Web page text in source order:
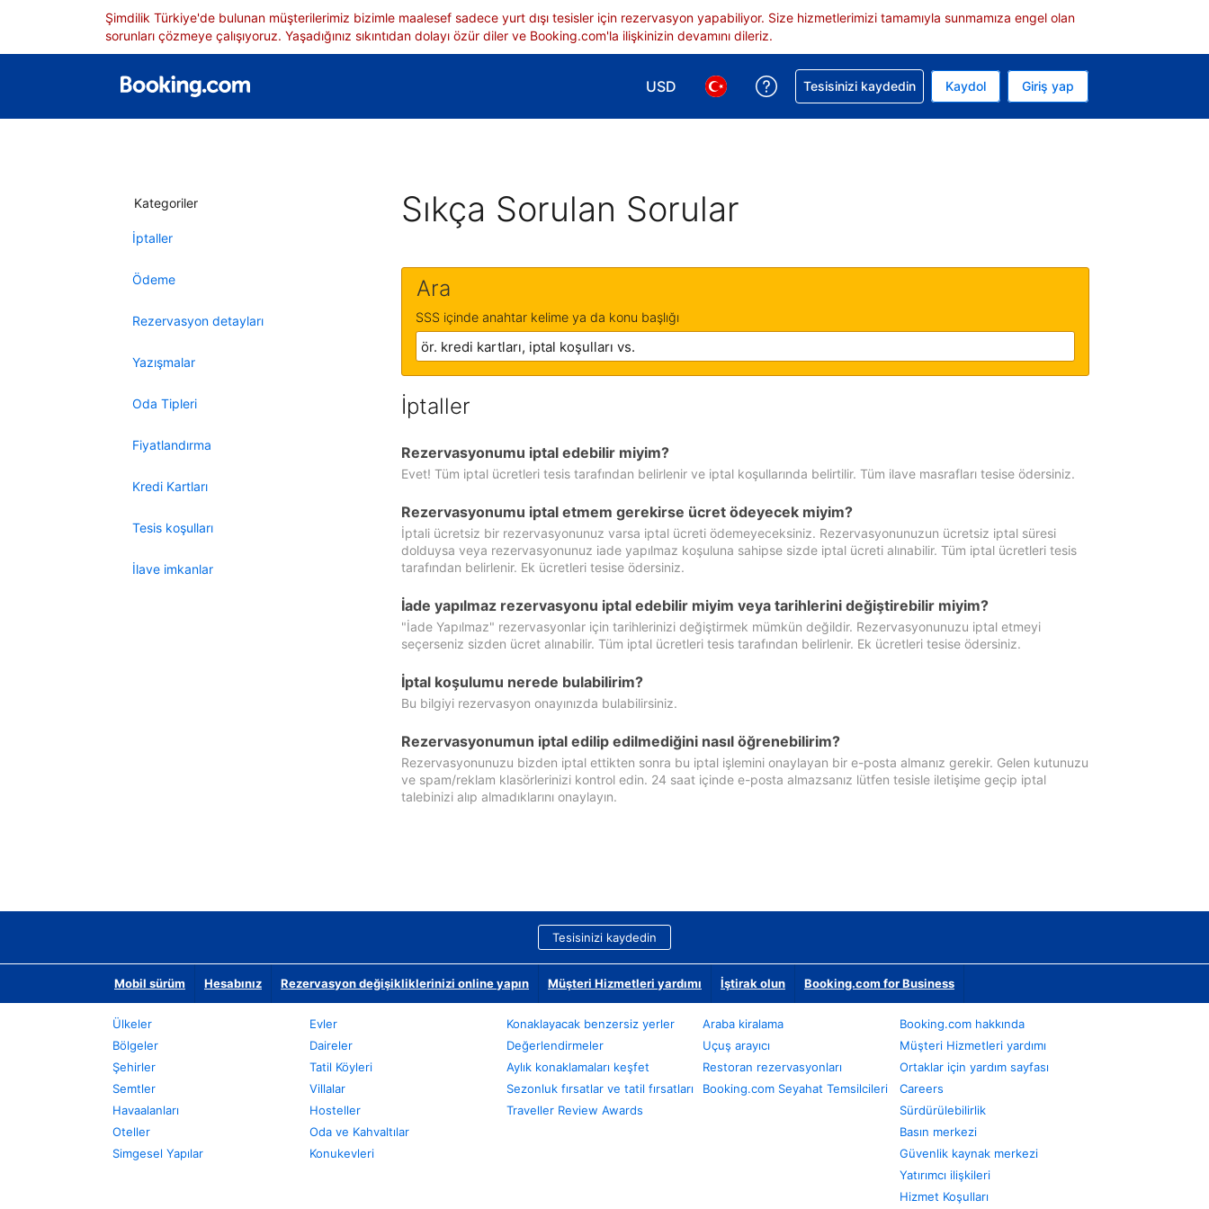
Şimdilik Türkiye'de bulunan müşterilerimiz bizimle maalesef sadece yurt dışı tesisler için rezervasyon yapabiliyor. Size hizmetlerimizi tamamıyla sunmamıza engel olan
sorunları çözmeye çalışıyoruz. Yaşadığınız sıkıntıdan dolayı özür diler ve Booking.com'la ilişkinizin devamını dileriz.
USD
Para birimi seçimi yap. Mevcut para biriminiz ABD doları
Dil seçimi yap. Mevcut diliniz Türkçe
Rezervasyonunuzla ilgili yardım alın
Tesisinizi kaydedin Kaydol Giriş yap
Kategoriler
İptaller
Ödeme
Rezervasyon detayları
Yazışmalar
Oda Tipleri
Fiyatlandırma
Kredi Kartları
Tesis koşulları
İlave imkanlar
Sıkça Sorulan Sorular
Ara
SSS içinde anahtar kelime ya da konu başlığı
İptaller
Rezervasyonumu iptal edebilir miyim?
Evet! Tüm iptal ücretleri tesis tarafından belirlenir ve iptal koşullarında belirtilir. Tüm ilave masrafları tesise ödersiniz.
Rezervasyonumu iptal etmem gerekirse ücret ödeyecek miyim?
İptali ücretsiz bir rezervasyonunuz varsa iptal ücreti ödemeyeceksiniz. Rezervasyonunuzun ücretsiz iptal süresi
dolduysa veya rezervasyonunuz iade yapılmaz koşuluna sahipse sizde iptal ücreti alınabilir. Tüm iptal ücretleri tesis
tarafından belirlenir. Ek ücretleri tesise ödersiniz.
İade yapılmaz rezervasyonu iptal edebilir miyim veya tarihlerini değiştirebilir miyim?
"İade Yapılmaz" rezervasyonlar için tarihlerinizi değiştirmek mümkün değildir. Rezervasyonunuzu iptal etmeyi
seçerseniz sizden ücret alınabilir. Tüm iptal ücretleri tesis tarafından belirlenir. Ek ücretleri tesise ödersiniz.
İptal koşulumu nerede bulabilirim?
Bu bilgiyi rezervasyon onayınızda bulabilirsiniz.
Rezervasyonumun iptal edilip edilmediğini nasıl öğrenebilirim?
Rezervasyonunuzu bizden iptal ettikten sonra bu iptal işlemini onaylayan bir e-posta almanız gerekir. Gelen kutunuzu
ve spam/reklam klasörlerinizi kontrol edin. 24 saat içinde e-posta almazsanız lütfen tesisle iletişime geçip iptal
talebinizi alıp almadıklarını onaylayın.
Tesisinizi kaydedin
Mobil sürüm Hesabınız Rezervasyon değişikliklerinizi online yapın Müşteri Hizmetleri yardımı İştirak olun Booking.com for Business
Ülkeler
Bölgeler
Şehirler
Semtler
Havaalanları
Oteller
Simgesel Yapılar
Evler
Daireler
Tatil Köyleri
Villalar
Hosteller
Oda ve Kahvaltılar
Konukevleri
Konaklayacak benzersiz yerler
Değerlendirmeler
Aylık konaklamaları keşfet
Sezonluk fırsatlar ve tatil fırsatları
Traveller Review Awards
Araba kiralama
Uçuş arayıcı
Restoran rezervasyonları
Booking.com Seyahat Temsilcileri
Booking.com hakkında
Müşteri Hizmetleri yardımı
Ortaklar için yardım sayfası
Careers
Sürdürülebilirlik
Basın merkezi
Güvenlik kaynak merkezi
Yatırımcı ilişkileri
Hizmet Koşulları